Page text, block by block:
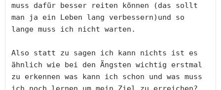
muss dafür besser reiten können (das sollt
man ja ein Leben lang verbessern)und so
lange muss ich nicht warten.
Also statt zu sagen ich kann nichts ist es
ähnlich wie bei den Ängsten wichtig erstmal
zu erkennen was kann ich schon und was muss